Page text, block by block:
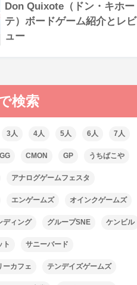
Don Quixote（ドン・キホー
テ）ボードゲーム紹介とレビ
ュー
検索
3人 4人 5人 6人 7人
CMON GP うちばこや
アナログゲームフェスタ
エンゲームズ オインクゲームズ
ディング グループSNE ケンビル
ト サニーバード
ーカフェ テンデイズゲームズ